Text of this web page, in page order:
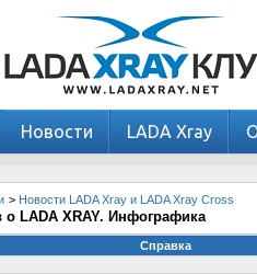
Новости LADA Xray
> Новости LADA Xray и LADA Xray Cross
LADA XRAY. Инфографика
Справка